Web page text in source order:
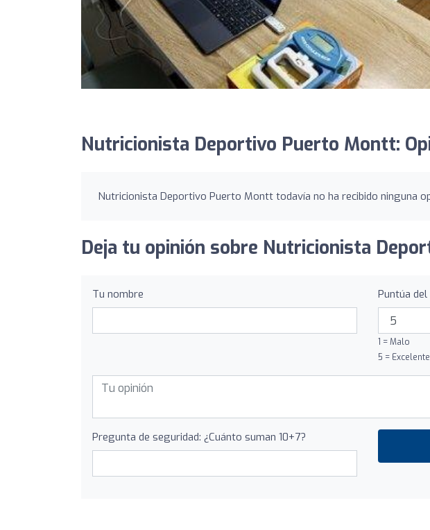
Nutricionista Deportivo Puerto Montt:
Nutricionista Deportivo Puerto Montt todavía no ha recibido ninguna
Deja tu opinión sobre Nutricionista
Tu nombre Puntúa
1 = Malo
5 = Excelente
Pregunta de seguridad: ¿Cuánto suman 10+7?